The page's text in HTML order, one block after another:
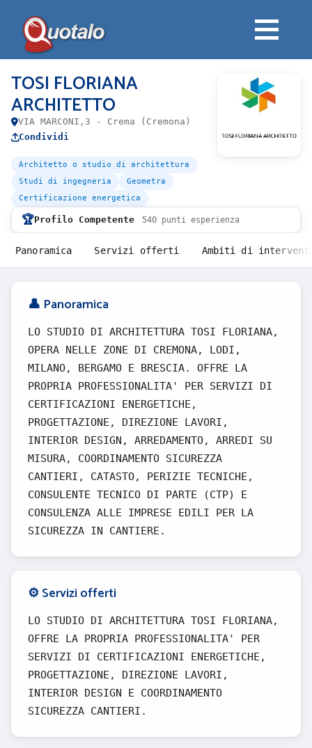
TOSI FLORIANA
ARCHITETTO
VIA MARCONI,3 - Crema (Cremona)
Condividi
Architetto o studio di architettura
Studi di ingegneria
Geometra
Certificazione energetica
🏆Profilo Competente 540 punti esperienza
Panoramica Servizi offerti Ambiti di
👤 Panoramica
LO STUDIO DI ARCHITETTURA TOSI FLORIANA,
OPERA NELLE ZONE DI CREMONA, LODI,
MILANO, BERGAMO E BRESCIA. OFFRE LA
PROPRIA PROFESSIONALITA' PER SERVIZI DI
CERTIFICAZIONI ENERGETICHE,
PROGETTAZIONE, DIREZIONE LAVORI,
INTERIOR DESIGN, ARREDAMENTO, ARREDI SU
MISURA, COORDINAMENTO SICUREZZA
CANTIERI, CATASTO, PERIZIE TECNICHE,
CONSULENTE TECNICO DI PARTE (CTP) E
CONSULENZA ALLE IMPRESE EDILI PER LA
SICUREZZA IN CANTIERE.
⚙️ Servizi offerti
LO STUDIO DI ARCHITETTURA TOSI FLORIANA,
OFFRE LA PROPRIA PROFESSIONALITA' PER
SERVIZI DI CERTIFICAZIONI ENERGETICHE,
PROGETTAZIONE, DIREZIONE LAVORI,
INTERIOR DESIGN E COORDINAMENTO
SICUREZZA CANTIERI.